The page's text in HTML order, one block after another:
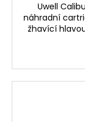
Uwell
náhradní
žhavící